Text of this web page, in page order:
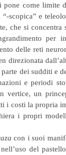
pone come limite
“-scopica” e
che si
per
delle reti
direzionata
parte dei sudditi e
e periodi
vertice, un
i costi la propria
i propri
con i suoi
del